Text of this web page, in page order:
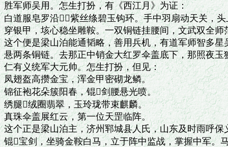
胜军师吴用。怎生打扮，有《西江月》为证：
白道服皂罗沿，紫丝绦碧玉钩环。手中羽扇动天关，
穿银甲，垓心稳坐雕鞍。一双铜链挂腰间，文武双全师
这个便是梁山泊能通韬略，善用兵机，有道军师智多
悬两条铜链。去那正中销金大红罗伞盖底下，那照夜
仁有义统军大元帅。怎生打扮，但见：
凤翅盔高攒金宝，浑金甲密砌龙鳞。
锦征袍花朵簇阳春，锟剑腰悬光喷。
绣腿绒圈翡翠，玉玲珑带束麒麟。
真珠伞盖展红云，第一位天罡临阵。
这个正是梁山泊主，济州郓城县人氏，山东及时雨呼
锟宝剑，坐骑金鞍白马，立于阵中监战，掌握中军。